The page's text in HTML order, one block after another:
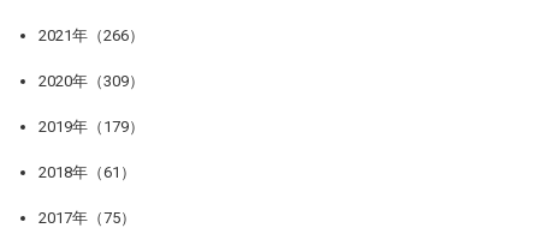
2021年（266）
2020年（309）
2019年（179）
2018年（61）
2017年（75）